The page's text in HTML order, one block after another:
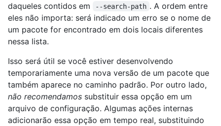
daqueles contidos em
--search-path . A ordem entre
eles não importa: será indicado um erro se o nome de
um pacote for encontrado em dois locais diferentes
nessa lista.
Isso será útil se você estiver desenvolvendo
temporariamente uma nova versão de um pacote que
também aparece no caminho padrão. Por outro lado,
não recomendamos substituir essa opção em um
arquivo de configuração. Algumas ações internas
adicionarão essa opção em tempo real, substituindo